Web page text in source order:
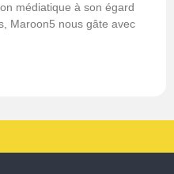
médiatique à son égard
Maroon5 nous gâte avec